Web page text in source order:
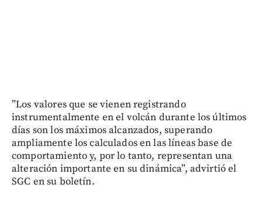
”Los valores que se vienen registrando
instrumentalmente en el volcán durante los últimos
días son los máximos alcanzados, superando
ampliamente los calculados en las líneas base de
comportamiento y, por lo tanto, representan una
alteración importante en su dinámica”, advirtió el
SGC en su boletín.